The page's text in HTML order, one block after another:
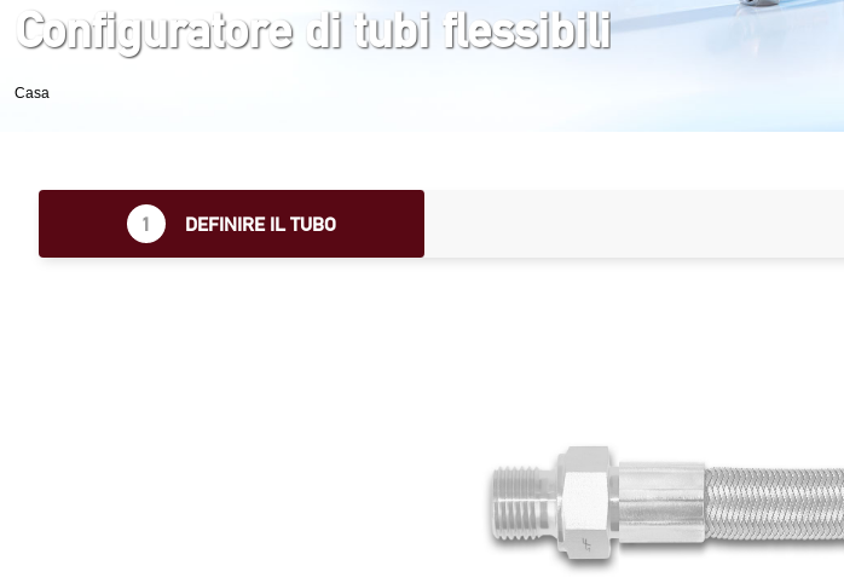
Configuratore di tubi flessibili
Casa
1 DEFINIRE IL TUBO